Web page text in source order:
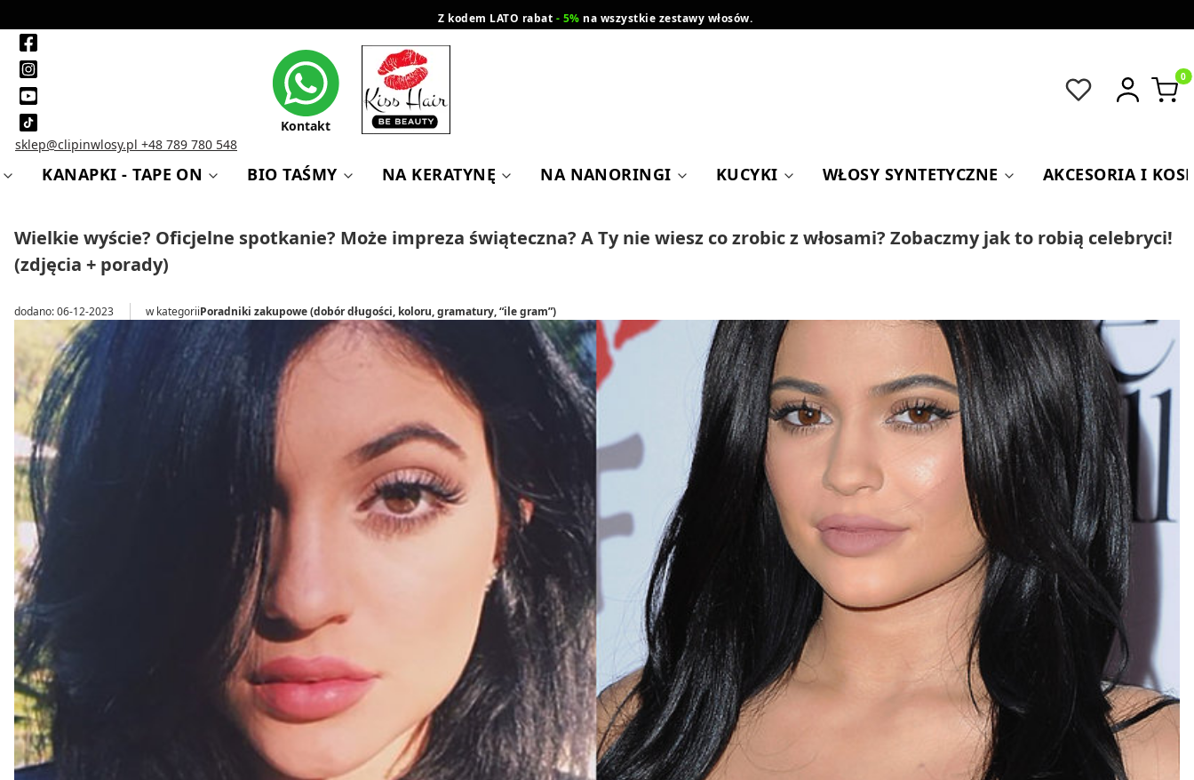
Z kodem LATO rabat - 5% na wszystkie zestawy włosów.
sklep@clipinwlosy.pl +48 789 780 548
Kontakt
KANAPKI - TAPE ON BIO TAŚMY NA KERATYNĘ NA NANORINGI KUCYKI WŁOSY SYNTETYCZNE AKCESORIA I
Wielkie wyście? Oficjelne spotkanie? Może impreza świąteczna? A Ty nie wiesz co zrobic z włosami? Zobaczmy jak to robią celebryci!
(zdjęcia + porady)
dodano: 06-12-2023 w kategoriiPoradniki zakupowe (dobór długości, koloru, gramatury, “ile gram”)